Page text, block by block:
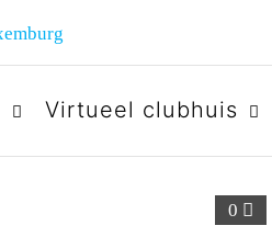
Virtueel clubhuis
0